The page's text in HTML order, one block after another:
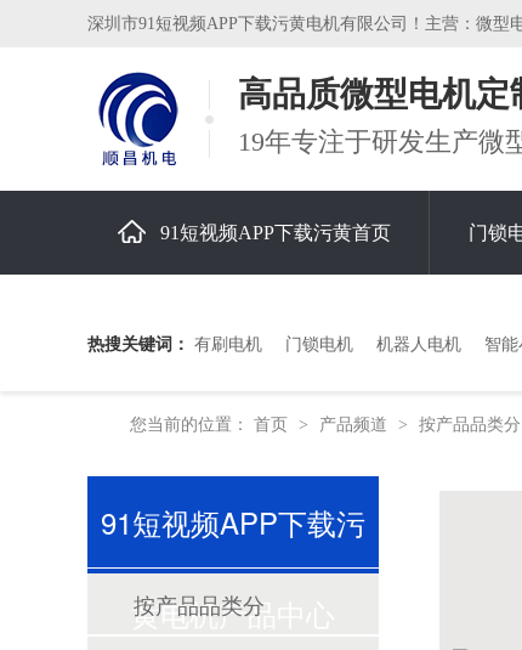
深圳市91短视频APP下载污黄电机有限公司！主营：微型电机
高品质微型电机定
19年专注于研发生产微
91短视频APP下载污黄首页 门锁
热搜关键词： 有刷电机 门锁电机 机器人电机 智
您当前的位置： 首页 > 产品频道 > 按产品品类分
91短视频APP下载污
黄电机产品中心
按产品品类分